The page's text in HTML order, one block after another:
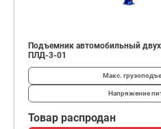
Подъемник автомобильный
ПЛД-3-01
Макс.
Напряжение
Товар распродан